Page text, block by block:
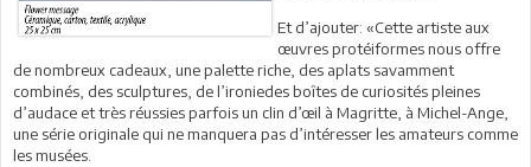
Et d’ajouter: «Cette artiste aux
œuvres protéiformes nous offre
de nombreux cadeaux, une palette riche, des aplats savamment
combinés, des sculptures, de l’ironiedes boîtes de curiosités pleines
d’audace et très réussies parfois un clin d’œil à Magritte, à Michel-Ange,
une série originale qui ne manquera pas d’intéresser les amateurs comme
les musées.